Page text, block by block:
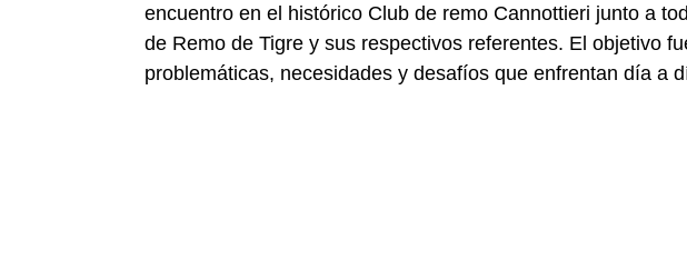
encuentro en el histórico Club de remo Cannottieri junto a
de Remo de Tigre y sus respectivos referentes. El objetivo
problemáticas, necesidades y desafíos que enfrentan día a